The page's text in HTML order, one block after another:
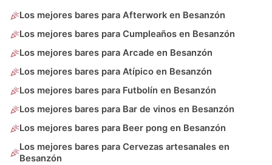
Los mejores bares para Afterwork en Besanzón
Los mejores bares para Cumpleaños en Besanzón
Los mejores bares para Arcade en Besanzón
Los mejores bares para Atípico en Besanzón
Los mejores bares para Futbolín en Besanzón
Los mejores bares para Bar de vinos en Besanzón
Los mejores bares para Beer pong en Besanzón
Los mejores bares para Cervezas artesanales en
Besanzón